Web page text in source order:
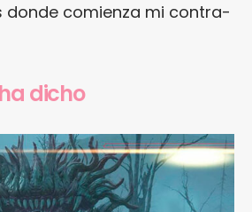
donde comienza mi contra-
dicho